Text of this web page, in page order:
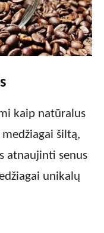
kaip natūralus
šiltą,
atnaujinti senus
unikalų